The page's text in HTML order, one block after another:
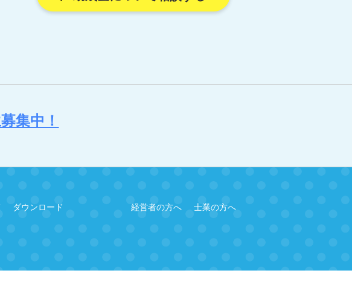
集中！
ダウンロード 経営者の方へ 士業の方へ